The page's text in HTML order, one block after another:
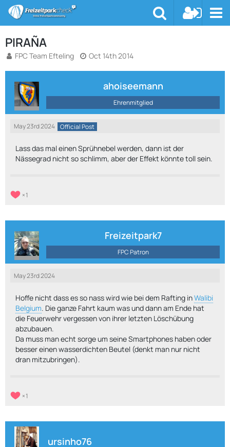
PIRAÑA
FPC Team Efteling Oct 14th 2014
ahoiseemann
Ehrenmitglied
May 23rd 2024 Official Post
Lass das mal einen Sprühnebel werden, dann ist der
Nässegrad nicht so schlimm, aber der Effekt könnte toll sein.
1
Freizeitpark7
FPC Patron
May 23rd 2024
Hoffe nicht dass es so nass wird wie bei dem Rafting inWalibi
Belgium. Die ganze Fahrt kaum was und dann am Ende hat
die Feuerwehr vergessen von ihrer letzten Löschübung
abzubauen.
Da muss man echt sorge um seine Smartphones haben oder
besser einen wasserdichten Beutel (denkt man nur nicht
dran mitzubringen).
1
ursinho76